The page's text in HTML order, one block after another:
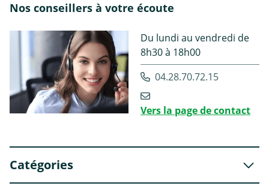
Nos conseillers à votre écoute
Du lundi au vendredi de
8h30 à 18h00
04.28.70.72.15
Vers la page de contact
Catégories